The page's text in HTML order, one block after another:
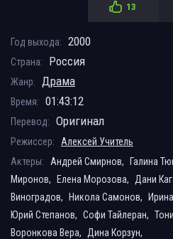
13
Год выхода: 2000
Страна: Россия
Жанр: Драма
Время: 01:43:12
Перевод: Оригинал
Режиссер:
Алексей Учитель
Актеры:
Андрей Смирнов, Галина
Миронов,
Елена Морозова, Дани
Виноградов,
Никола Самонов,
Юрий Степанов, Софи Тайлеран,
Воронкова Вера,
Дина Корзун,